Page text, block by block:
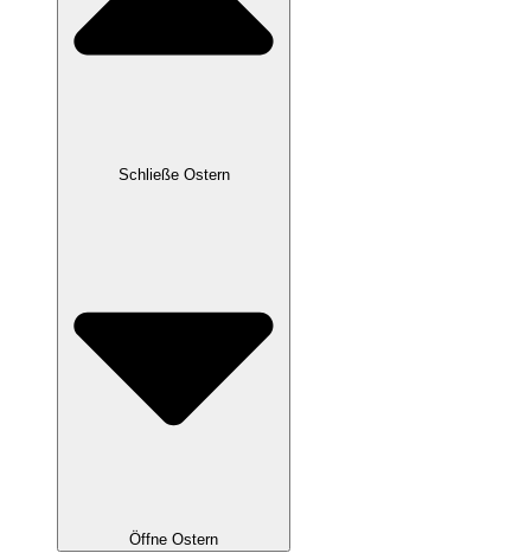
Schließe Ostern
Öffne Ostern